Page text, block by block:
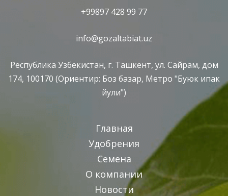
+99897 428 99 77
info@gozaltabiat.uz
Республика Узбекистан, г. Ташкент, ул. Сайрам, дом
174, 100170 (Ориентир: Боз базар, Метро "Буюк ипак
йули")
Главная
Удобрения
Семена
О компании
Новости